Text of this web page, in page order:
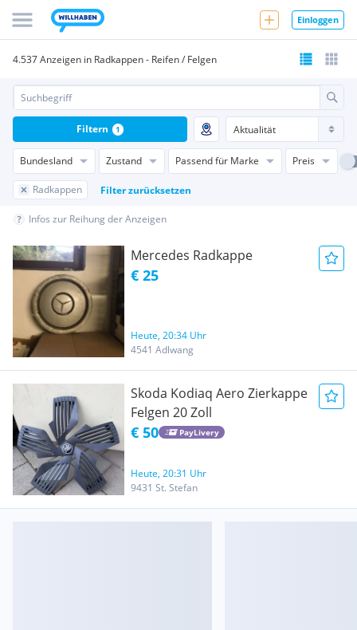
Einloggen
4.537 Anzeigen in Radkappen - Reifen / Felgen
Bundesland Zustand Passend für Marke Preis
Radkappen Filter zurücksetzen
Filtern 1
Infos zur Reihung der Anzeigen
Mercedes Radkappe
€ 25
Heute, 20:34 Uhr
4541 Adlwang
Skoda Kodiaq Aero Zierkappe
Felgen 20 Zoll
€ 50 PayLivery
Heute, 20:31 Uhr
9431 St. Stefan